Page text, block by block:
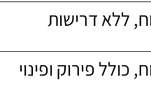
גג שטוח, ללא דרישות
גג שטוח, כולל פירוק ופינוי